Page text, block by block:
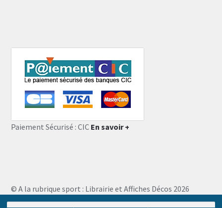
Paiement Sécurisé : CIC En savoir +
© A la rubrique sport : Librairie et Affiches Décos 2026
Storefront designed byWooThemes.
Recherche